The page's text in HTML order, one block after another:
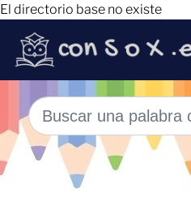
El directorio base no existe